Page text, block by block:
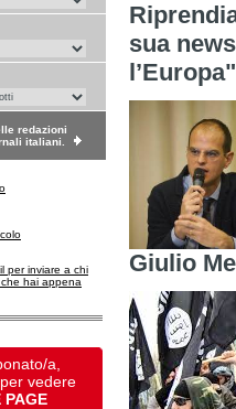
redazioni
italiani.
per inviare a chi
hai appena
a,
vedere
PAGE
sua
Giulio